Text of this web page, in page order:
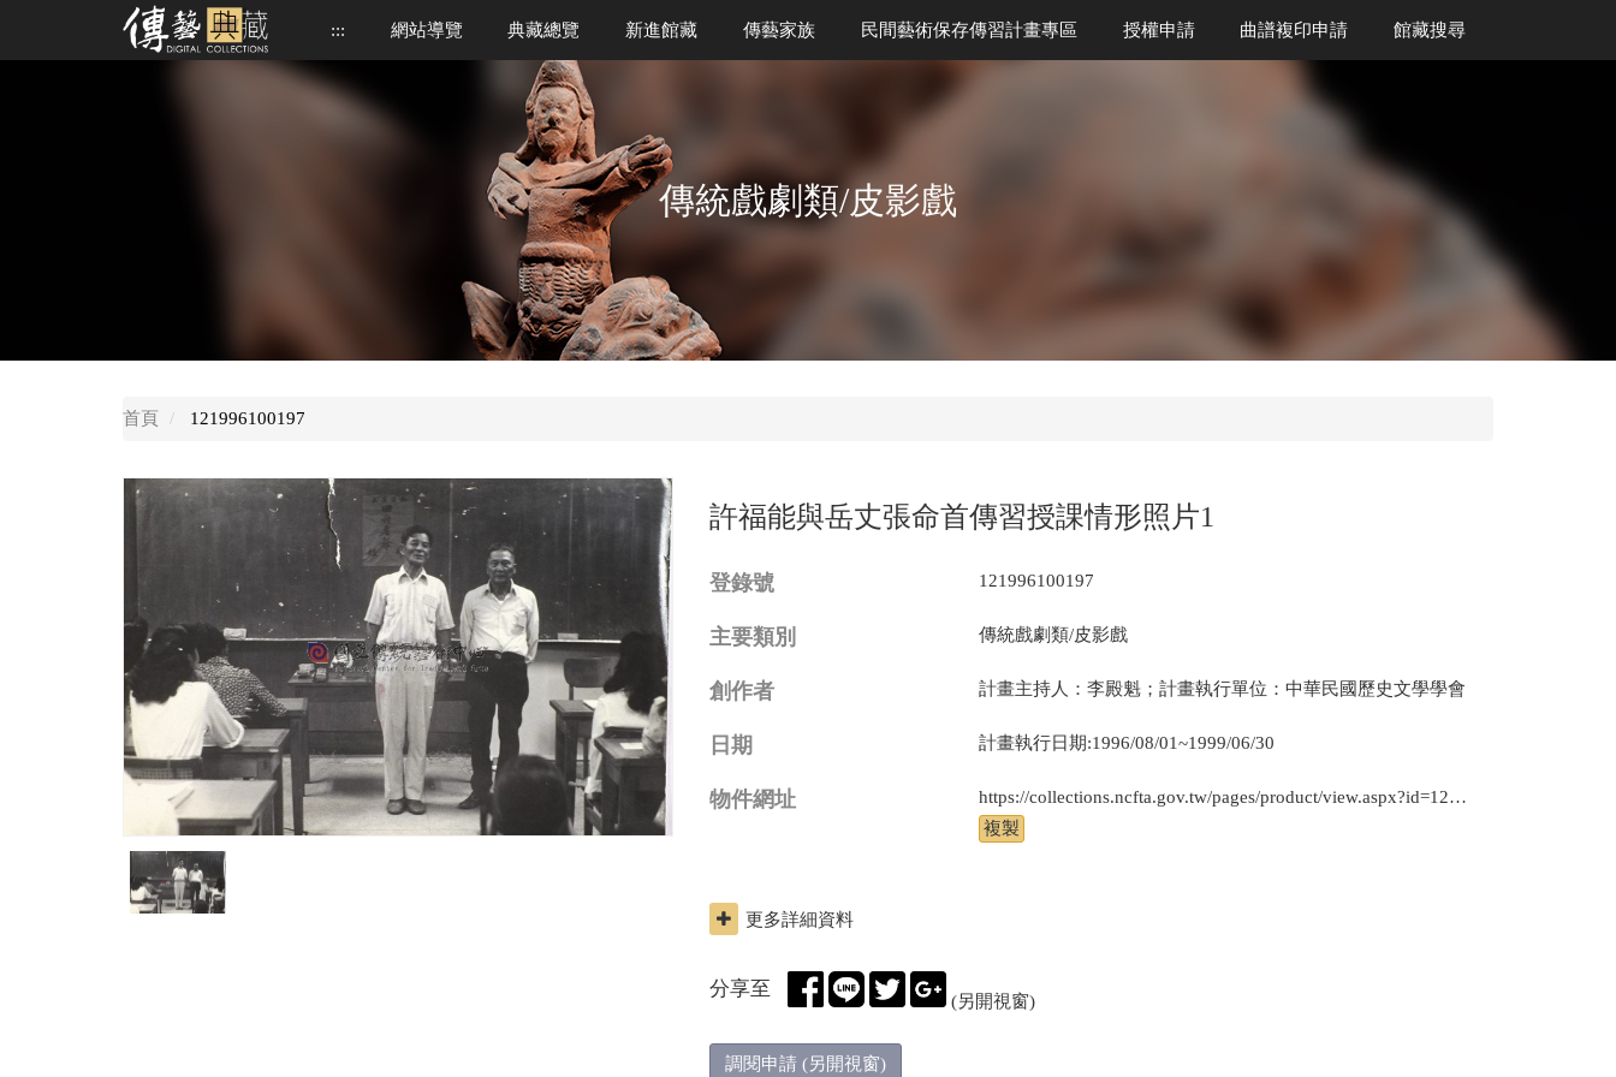
中
::: 網站導覽 典藏總覽 新進館藏 傳藝家族 民間藝術保存傳習計畫專區 授權申請 曲譜複印申請 館藏搜尋
傳統戲劇類/皮影戲
內
首頁 121996100197
許福能與岳丈張命首傳習授課情形照片1
登錄號 121996100197
主要類別 傳統戲劇類/皮影戲
創作者 計畫主持人：李殿魁；計畫執行單位：中華民國歷史文學學會
日期 計畫執行日期:1996/08/01~1999/06/30
物件網址 https://collections.ncfta.gov.tw/pages/product/view.aspx?id=121996100197
更多詳細資料
分享至
(另開視窗)
調閱申請 (另開視窗)